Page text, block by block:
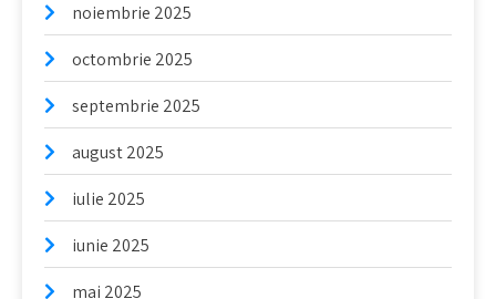
noiembrie 2025
octombrie 2025
septembrie 2025
august 2025
iulie 2025
iunie 2025
mai 2025